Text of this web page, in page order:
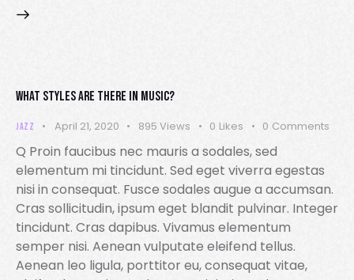
WHAT STYLES ARE THERE IN MUSIC?
JAZZ April 21, 2020 895 Views 0 Likes 0 Comments
Q Proin faucibus nec mauris a sodales, sed
elementum mi tincidunt. Sed eget viverra egestas
nisi in consequat. Fusce sodales augue a accumsan.
Cras sollicitudin, ipsum eget blandit pulvinar. Integer
tincidunt. Cras dapibus. Vivamus elementum
semper nisi. Aenean vulputate eleifend tellus.
Aenean leo ligula, porttitor eu, consequat vitae,